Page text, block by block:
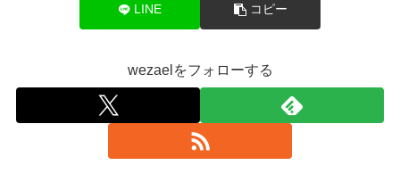
LINE コピー
wezaelをフォローする